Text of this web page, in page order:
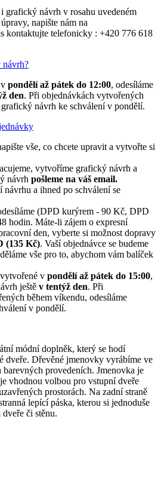
grafický návrh v rosahu uvedeném
napište nám na
kontaktujte telefonicky : +420 776 618
návrh?
pondělí až pátek do 12:00, odesíláme
den. Při objednávkách vytvořených
návrh ke schválení v pondělí.
vše, co chcete upravit a vytvořte si
vytvoříme grafický návrh a
návrh pošleme na váš email.
návrhu a ihned po schválení se
(DPD kurýrem - 90 Kč, DPD
hodin. Máte-li zájem o expresní
den, vyberte si možnost dopravy
(135 Kč). Vaší objednávce se budeme
vše pro to, abychom vám balíček
v pondělí až pátek do 15:00,
ještě v tentýž den. Při
během víkendu, odesíláme
v pondělí.
módní doplněk, který se hodí
dveře. Dřevěné jmenovky vyrábíme ve
provedeních. Jmenovka je
vhodnou volbou pro vstupní dveře
prostorách. Na zadní straně
lepící páska, kterou si jednoduše
či stěnu.